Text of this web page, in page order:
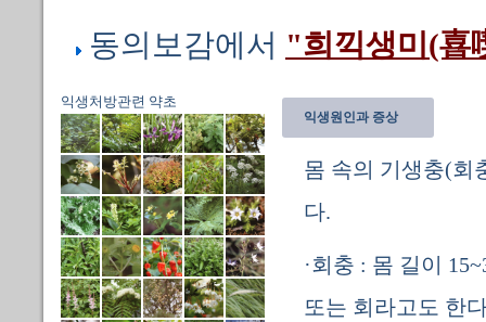
동의보감에서 "희끽생미(喜
익생처방관련 약초
익생원인과 증상
몸 속의 기생충(회
다.
·회충 : 몸 길이
또는 회라고도 한